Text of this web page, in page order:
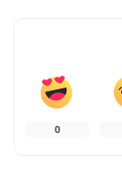
0